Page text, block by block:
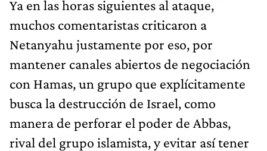
Ya en las horas siguientes al ataque,
muchos comentaristas criticaron a
Netanyahu justamente por eso, por
mantener canales abiertos de negociación
con Hamas, un grupo que explícitamente
busca la destrucción de Israel, como
manera de perforar el poder de Abbas,
rival del grupo islamista, y evitar así tener